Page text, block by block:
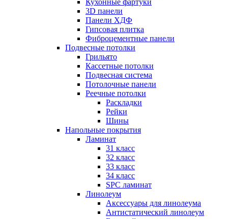
Кухонные фартуки
3D панели
Панели ХДФ
Гипсовая плитка
Фиброцементные панели
Подвесные потолки
Грильято
Кассетные потолки
Подвесная система
Потолочные панели
Реечные потолки
Раскладки
Рейки
Шины
Напольные покрытия
Ламинат
31 класс
32 класс
33 класс
34 класс
SPC ламинат
Линолеум
Аксессуары для линолеума
Антистатический линолеум